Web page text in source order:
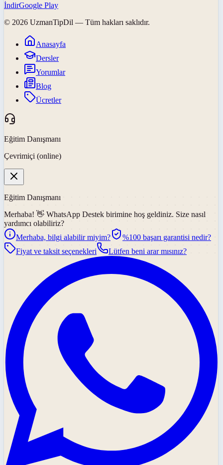
İndirGoogle Play
© 2026 UzmanTipDil — Tüm hakları saklıdır.
Anasayfa
Dersler
Yorumlar
Blog
Ücretler
Eğitim Danışmanı
Çevrimiçi (online)
Eğitim Danışmanı
Merhaba! 👋 WhatsApp Destek birimine hoş geldiniz. Size nasıl
yardımcı olabiliriz?
Merhaba, bilgi alabilir miyim?
%100 başarı garantisi nedir?
Fiyat ve taksit seçenekleri
Lütfen beni arar mısınız?